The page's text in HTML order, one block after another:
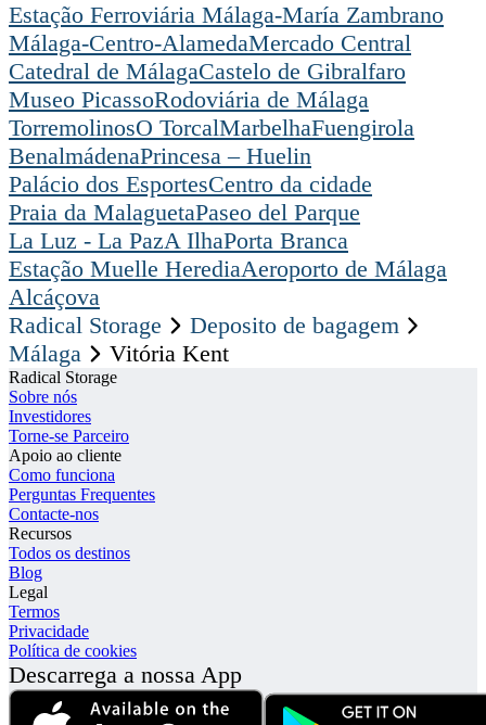
Estação Ferroviária Málaga-María Zambrano
Málaga-Centro-AlamedaMercado Central
Catedral de MálagaCastelo de Gibralfaro
Museo PicassoRodoviária de Málaga
TorremolinosO TorcalMarbelhaFuengirola
BenalmádenaPrincesa – Huelin
Palácio dos EsportesCentro da cidade
Praia da MalaguetaPaseo del Parque
La Luz - La PazA IlhaPorta Branca
Estação Muelle HerediaAeroporto de Málaga
Alcáçova
Radical Storage
Deposito de bagagem
Málaga
Vitória Kent
Radical Storage
Sobre nós
Investidores
Torne-se Parceiro
Apoio ao cliente
Como funciona
Perguntas Frequentes
Contacte-nos
Recursos
Todos os destinos
Blog
Legal
Termos
Privacidade
Política de cookies
Descarrega a nossa App